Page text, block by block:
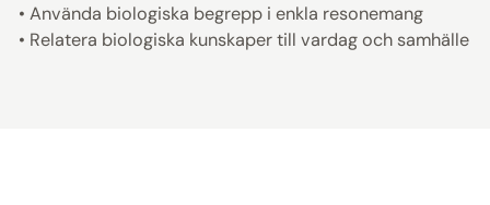
• Använda biologiska begrepp i enkla resonemang
• Relatera biologiska kunskaper till vardag och samhälle